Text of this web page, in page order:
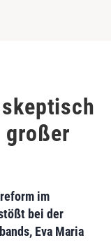
großer
im
bei der
Eva Maria